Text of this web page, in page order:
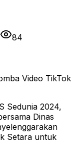
84
Sedunia 2024,
Dinas
Setara untuk